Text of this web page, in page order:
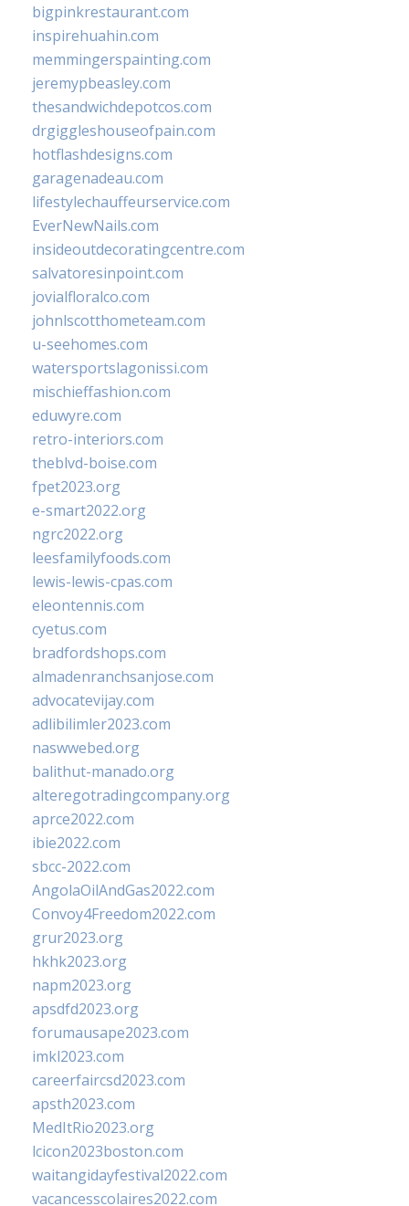
bigpinkrestaurant.com
inspirehuahin.com
memmingerspainting.com
jeremypbeasley.com
thesandwichdepotcos.com
drgiggleshouseofpain.com
hotflashdesigns.com
garagenadeau.com
lifestylechauffeurservice.com
EverNewNails.com
insideoutdecoratingcentre.com
salvatoresinpoint.com
jovialfloralco.com
johnlscotthometeam.com
u-seehomes.com
watersportslagonissi.com
mischieffashion.com
eduwyre.com
retro-interiors.com
theblvd-boise.com
fpet2023.org
e-smart2022.org
ngrc2022.org
leesfamilyfoods.com
lewis-lewis-cpas.com
eleontennis.com
cyetus.com
bradfordshops.com
almadenranchsanjose.com
advocatevijay.com
adlibilimler2023.com
naswwebed.org
balithut-manado.org
alteregotradingcompany.org
aprce2022.com
ibie2022.com
sbcc-2022.com
AngolaOilAndGas2022.com
Convoy4Freedom2022.com
grur2023.org
hkhk2023.org
napm2023.org
apsdfd2023.org
forumausape2023.com
imkl2023.com
careerfaircsd2023.com
apsth2023.com
MedItRio2023.org
lcicon2023boston.com
waitangidayfestival2022.com
vacancesscolaires2022.com